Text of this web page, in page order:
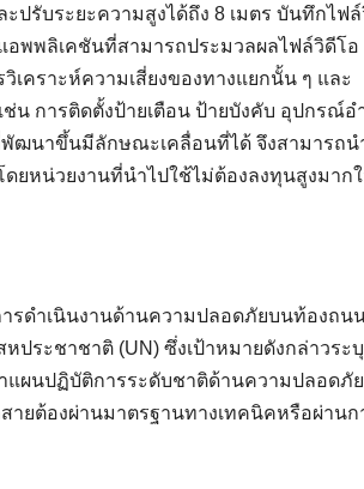
รับระยะความสูงได้ถึง 8 เมตร บันทึกไฟ
พพลิเคชันที่สามารถประมวลผลไฟล์วิดีโอ
คราะห์ความเสี่ยงของทางแยกนั้น ๆ และ
น การติดตั้งป้ายเตือน ป้ายบังคับ อุปกรณ์อ
ฒนาขึ้นมีลักษณะเคลื่อนที่ได้ จึงสามารถน
ยหน่วยงานที่นำไปใช้ไม่ต้องลงทุนสูงมาก
รดำเนินงานด้านความปลอดภัยบนท้องถน
ประชาชาติ (UN) ซึ่งเป้าหมายดังกล่าวระ
แผนปฏิบัติการระดับชาติด้านความปลอดภั
ายต้องผ่านมาตรฐานทางเทคนิคหรือผ่านก